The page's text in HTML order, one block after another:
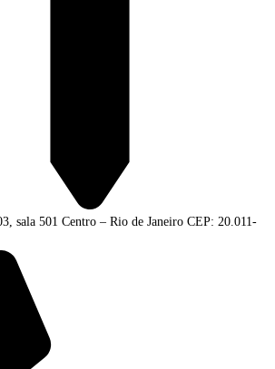
sala 501 Centro – Rio de Janeiro CEP: 20.011-